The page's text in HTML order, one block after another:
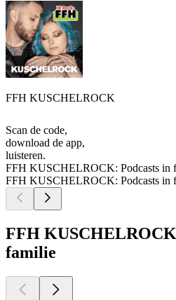
FFH KUSCHELROCK
Scan de code,
download de app,
luisteren.
FFH KUSCHELROCK: Podcasts in
FFH KUSCHELROCK: Podcasts in
FFH
familie